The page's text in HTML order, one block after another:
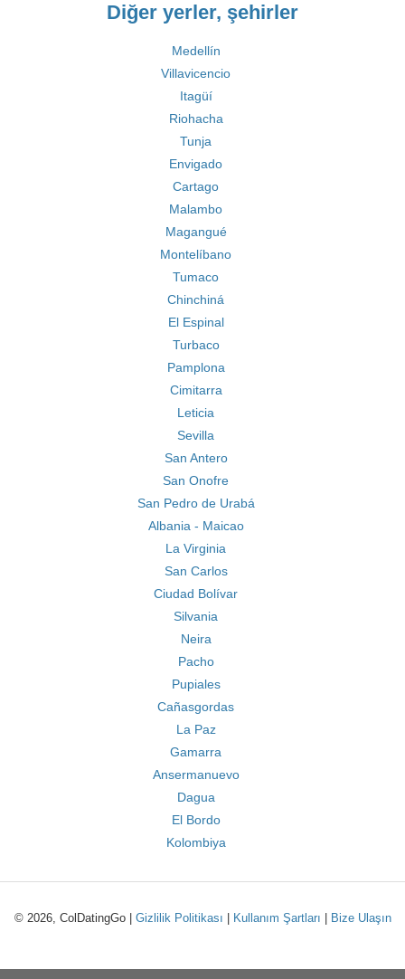
Diğer yerler, şehirler
Medellín
Villavicencio
Itagüí
Riohacha
Tunja
Envigado
Cartago
Malambo
Magangué
Montelíbano
Tumaco
Chinchiná
El Espinal
Turbaco
Pamplona
Cimitarra
Leticia
Sevilla
San Antero
San Onofre
San Pedro de Urabá
Albania - Maicao
La Virginia
San Carlos
Ciudad Bolívar
Silvania
Neira
Pacho
Pupiales
Cañasgordas
La Paz
Gamarra
Ansermanuevo
Dagua
El Bordo
Kolombiya
© 2026, ColDatingGo | Gizlilik Politikası Kullanım Şartları Bize Ulaşın